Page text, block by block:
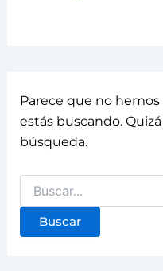
Parece que no
estás buscando.
búsqueda.